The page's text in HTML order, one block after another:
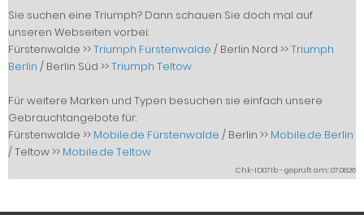
Sie suchen eine Triumph? Dann schauen Sie doch mal auf
unseren Webseiten vorbei:
Fürstenwalde >>Triumph Fürstenwalde / Berlin Nord >>Triumph
Berlin / Berlin Süd >>Triumph Teltow
Für weitere Marken und Typen besuchen sie einfach unsere
Gebrauchtangebote für:
Fürstenwalde >> Mobile.de Fürstenwalde / Berlin >> Mobile.de Berlin
/ Teltow >> Mobile.de Teltow
Chk-ID071b - geprüft am: 07.08.26